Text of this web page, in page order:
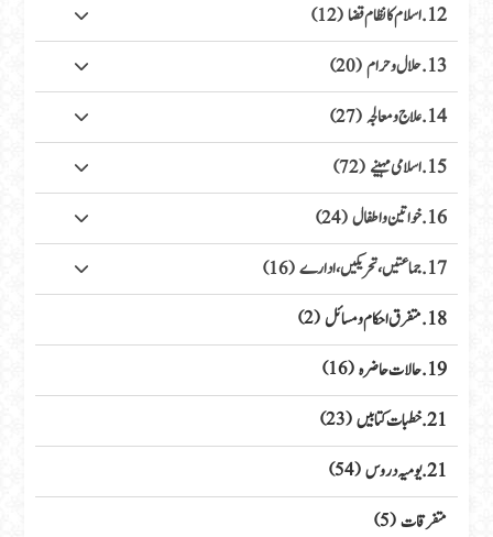
12. اسلام کا نظام قضا (12)
13. حلال وحرام (20)
14. علاج ومعالجہ (27)
15. اسلامی مہینے (72)
16. خواتین واطفال (24)
17. جماعتیں، تحریکیں، ادارے (16)
18. متفرق احکام ومسائل (2)
19. حالات حاضرہ (16)
21. خطبات کتابیں (23)
21. یومیہ دروس (54)
متفرقات (5)